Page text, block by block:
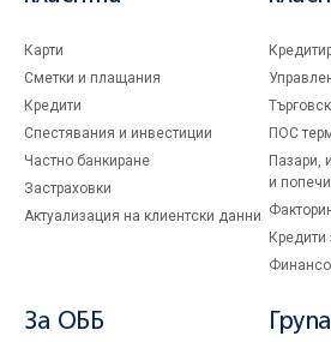
Карти
Сметки и плащания
Кредити
Спестявания и инвестиции
Частно банкиране
Застраховки
Актуализация на клиентски данни
ПОС
Пазари,
и
За ОББ